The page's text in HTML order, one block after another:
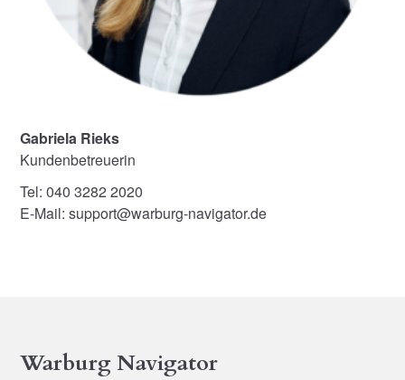
Gabriela Rieks
Kundenbetreuerin
Tel: 040 3282 2020
E-Mail: support@warburg-navigator.de
Warburg Navigator